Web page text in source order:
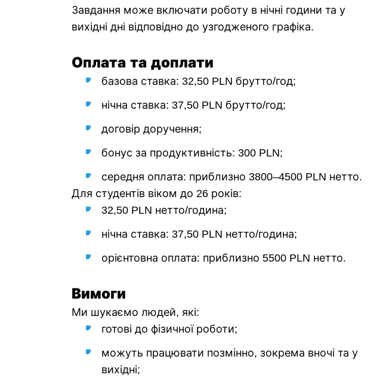
Завдання може включати роботу в нічні години та у
вихідні дні відповідно до узгодженого графіка.
Оплата та доплати
базова ставка: 32,50 PLN брутто/год;
нічна ставка: 37,50 PLN брутто/год;
договір доручення;
бонус за продуктивність: 300 PLN;
середня оплата: приблизно 3800–4500 PLN нетто.
Для студентів віком до 26 років:
32,50 PLN нетто/година;
нічна ставка: 37,50 PLN нетто/година;
орієнтовна оплата: приблизно 5500 PLN нетто.
Вимоги
Ми шукаємо людей, які:
готові до фізичної роботи;
можуть працювати позмінно, зокрема вночі та у
вихідні;